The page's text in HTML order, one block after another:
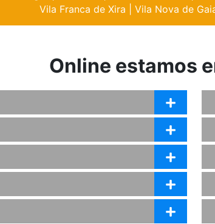
Vila Franca de Xira
Vila Nova de
Online estamos